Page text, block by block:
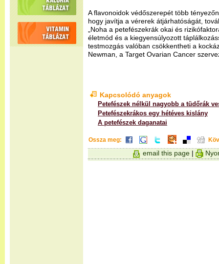
A flavonoidok védőszerepét több
hogy javítja a vérerek átjárhatóságát,
„Noha a petefészekrák okai és
életmód és a kiegyensúlyozott
testmozgás valóban csökkentheti a
Newman, a Target Ovarian Cancer
Kapcsolódó anyagok
Petefészek nélkül nagyobb a tüdőrák
Petefészekrákos egy hétéves kislány
A petefészek daganatai
Ossza meg:
email this page |